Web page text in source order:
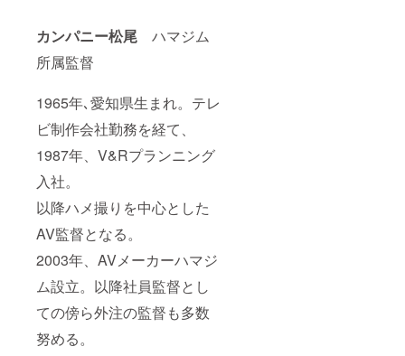
カンパニー松尾 ハマジム
所属監督
1965年､愛知県生まれ。テレ
ビ制作会社勤務を経て、
1987年、V&Rプランニング
入社。
以降ハメ撮りを中心とした
AV監督となる。
2003年、AVメーカーハマジ
ム設立。以降社員監督とし
ての傍ら外注の監督も多数
努める。